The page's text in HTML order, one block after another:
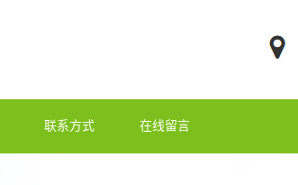
联系方式 在线留言